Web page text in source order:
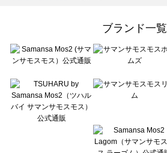
Te chichi（テチチ）の一覧
Te chichi CLASSIC（テチチ クラシック）の一覧
Lugnoncure（ルノンキュール）の一覧
BETTY'S BLUE（べティーズブルー）の一覧
Wpc.（ワールドパーティー）の一覧
ブランド一覧